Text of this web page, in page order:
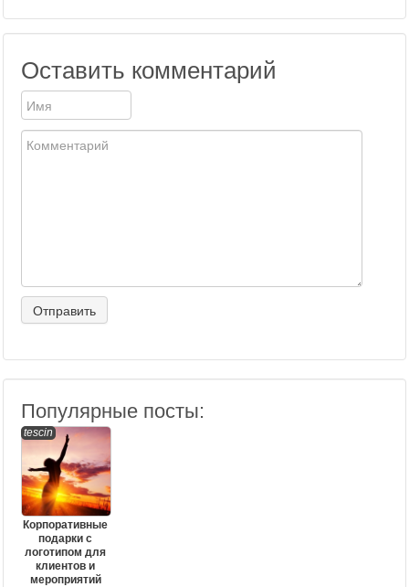
Оставить комментарий
Популярные посты:
tescin
Корпоративные
подарки с
логотипом для
клиентов и
мероприятий